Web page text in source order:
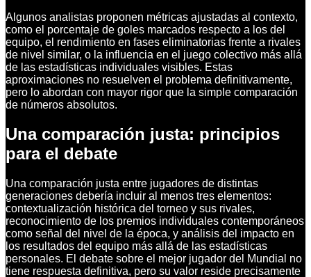
Algunos analistas proponen métricas ajustadas al contexto,
como el porcentaje de goles marcados respecto a los del
equipo, el rendimiento en fases eliminatorias frente a rivales
de nivel similar, o la influencia en el juego colectivo más allá
de las estadísticas individuales visibles. Estas
aproximaciones no resuelven el problema definitivamente,
pero lo abordan con mayor rigor que la simple comparación
de números absolutos.
Una comparación justa: principios
para el debate
Una comparación justa entre jugadores de distintas
generaciones debería incluir al menos tres elementos:
contextualización histórica del torneo y sus rivales,
reconocimiento de los premios individuales contemporáneos
como señal del nivel de la época, y análisis del impacto en
los resultados del equipo más allá de las estadísticas
personales. El debate sobre el mejor jugador del Mundial no
tiene respuesta definitiva, pero su valor reside precisamente